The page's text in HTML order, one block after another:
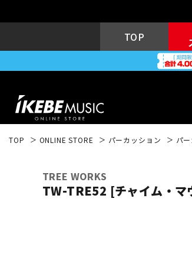
TOP
TOP ONLINE STORE パーカッション パ
TREE WORKS
TW-TRE52 [チャイム・マ